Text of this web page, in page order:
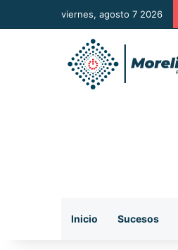
viernes, agosto 7 2026
Inicio Sucesos